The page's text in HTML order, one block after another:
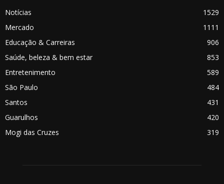
Notícias
1529
Mercado
1111
Educação & Carreiras
906
Saúde, beleza & bem estar
853
Entretenimento
589
São Paulo
484
Santos
431
Guarulhos
420
Mogi das Cruzes
319